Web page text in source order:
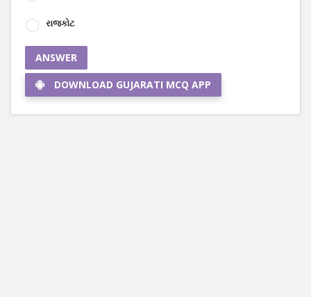
રાજકોટ
ANSWER
DOWNLOAD GUJARATI MCQ APP